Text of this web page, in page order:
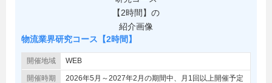
物流業界研究コース【2時間】
開催地域 WEB
開催時期 2026年5月～2027年2月の期間中、月1回以上開催予定